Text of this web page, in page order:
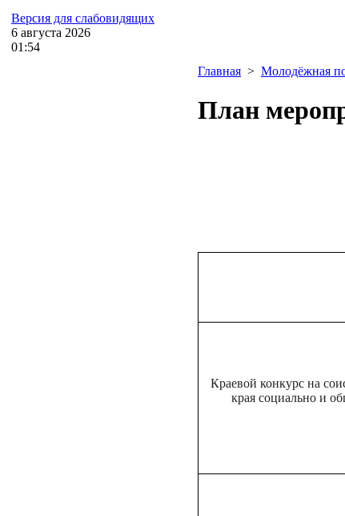
Версия для слабовидящих
6 августа 2026
01:54
Главная > Молодёжная
План
Краевой конкурс на
края социально и